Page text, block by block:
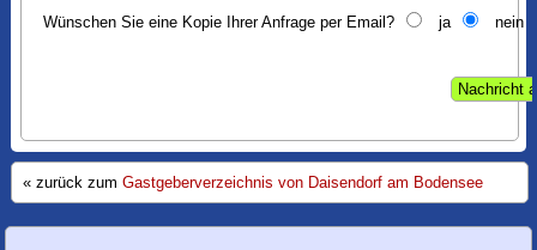
Wünschen Sie eine Kopie Ihrer Anfrage per Email? ja nein
« zurück zum Gastgeberverzeichnis von Daisendorf am Bodensee